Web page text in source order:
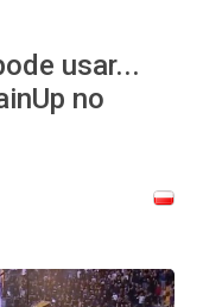
usar...
no